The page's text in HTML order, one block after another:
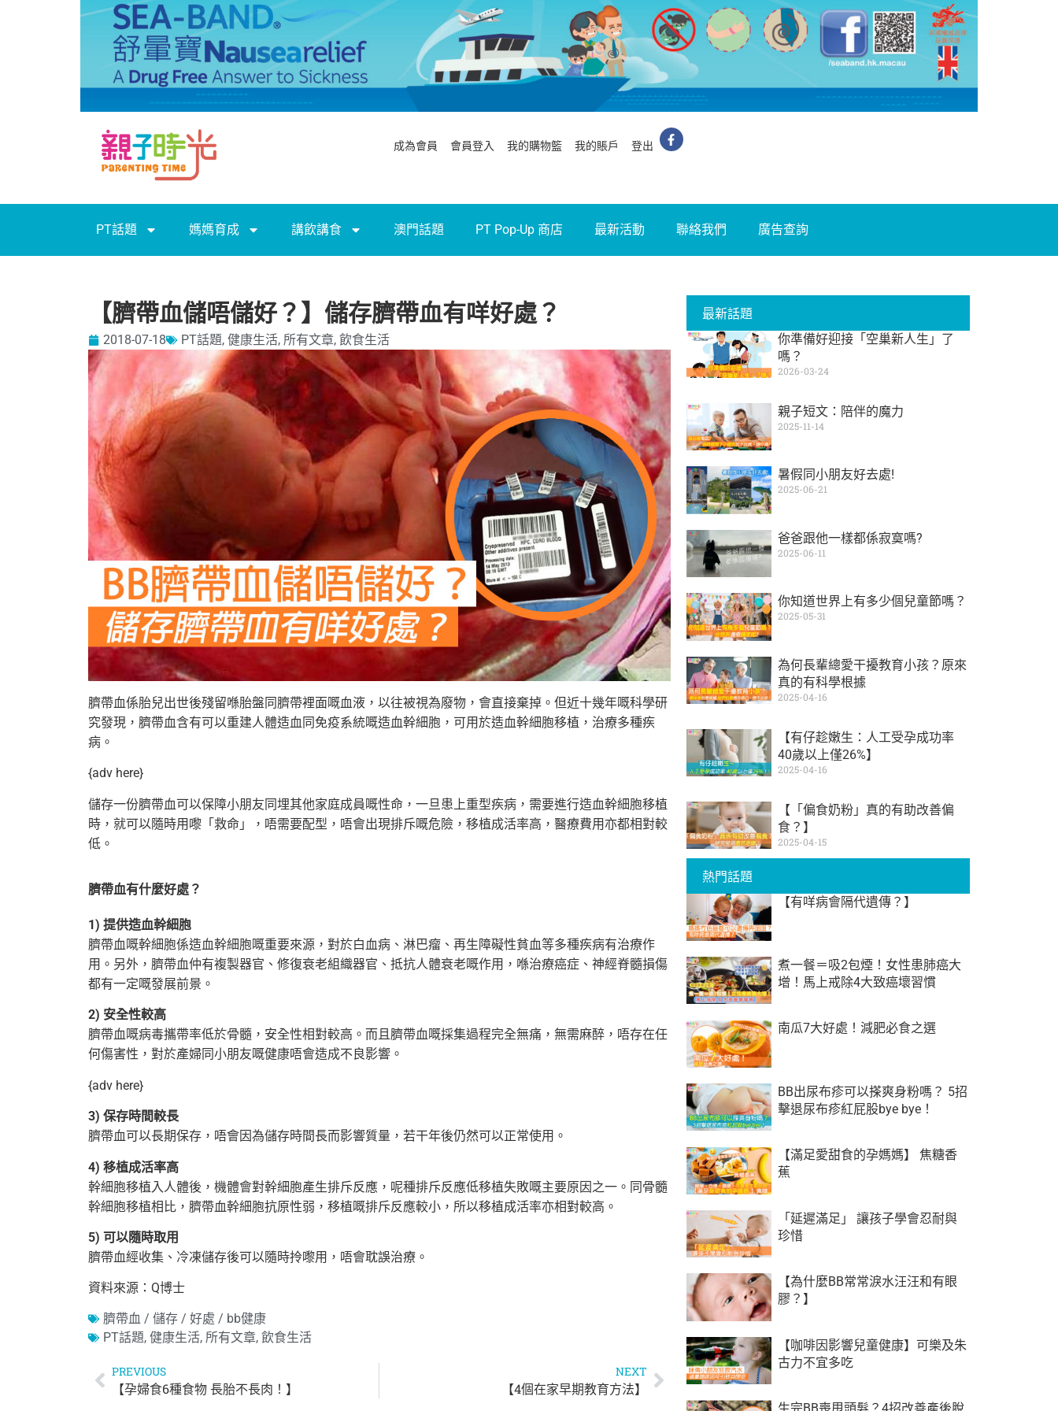
成為會員 會員登入 我的購物籃 我的賬戶 登出
PT話題 媽媽育成 講飲講食 澳門話題 PT Pop-Up 商店 最新活動 聯絡我們 廣告查詢
【臍帶血儲唔儲好？】儲存臍帶血有咩好處？
2018-07-18 PT話題, 健康生活, 所有文章, 飲食生活
臍帶血係胎兒出世後殘留喺胎盤同臍帶裡面嘅血液，以往被視為廢物，會直接棄掉。但近十幾年嘅科學研
究發現，臍帶血含有可以重建人體造血同免疫系統嘅造血幹細胞，可用於造血幹細胞移植，治療多種疾
病。
{adv here}
儲存一份臍帶血可以保障小朋友同埋其他家庭成員嘅性命，一旦患上重型疾病，需要進行造血幹細胞移植
時，就可以隨時用嚟「救命」，唔需要配型， 唔會出現排斥嘅危險，移植成活率高，醫療費用亦都相對較
低。
臍帶血有什麼好處？
1) 提供造血幹細胞
臍帶血嘅幹細胞係造血幹細胞嘅重要來源，對於白血病、淋巴瘤、再生障礙性貧血等多種疾病有治療作
用。另外，臍帶血仲有複製器官、修復衰老組織器官、抵抗人體衰老嘅作用，喺治療癌症、神經脊髓損傷
都有一定嘅發展前景。
2) 安全性較高
臍帶血嘅病毒攜帶率低於骨髓，安全性相對較高。而且臍帶血嘅採集過程完全無痛，無需麻醉，唔存在任
何傷害性，對於產婦同小朋友嘅健康唔會造成不良影響。
{adv here}
3) 保存時間較長
臍帶血可以長期保存，唔會因為儲存時間長而影響質量，若干年後仍然可以正常使用。
4) 移植成活率高
幹細胞移植入人體後，機體會對幹細胞產生排斥反應，呢種排斥反應低移植失敗嘅主要原因之一。同骨髓
幹細胞移植相比，臍帶血幹細胞抗原性弱，移植嘅排斥反應較小，所以移植成活率亦相對較高。
5) 可以隨時取用
臍帶血經收集、冷凍儲存後可以隨時拎嚟用，唔會耽誤治療。
資料來源：Q博士
臍帶血 / 儲存 / 好處 / bb健康
PT話題, 健康生活, 所有文章, 飲食生活
PREVIOUS
【孕婦食6種食物 長胎不長肉！】
NEXT
【4個在家早期教育方法】
最新話題
你準備好迎接「空巢新人生」了
嗎？
2026-03-24
親子短文：陪伴的魔力
2025-11-14
暑假同小朋友好去處!
2025-06-21
爸爸跟他一樣都係寂寞嗎?
2025-06-11
你知道世界上有多少個兒童節嗎？
2025-05-31
為何長輩總愛干擾教育小孩？原來
真的有科學根據
2025-04-16
【有仔趁嫩生：人工受孕成功率
40歲以上僅26%】
2025-04-16
【「偏食奶粉」真的有助改善偏
食？】
2025-04-15
熱門話題
【有咩病會隔代遺傳？】
煮一餐＝吸2包煙！女性患肺癌大
增！馬上戒除4大致癌壞習慣
南瓜7大好處！減肥必食之選
BB出尿布疹可以搽爽身粉嗎？ 5招
擊退尿布疹紅屁股bye bye！
【滿足愛甜食的孕媽媽】 焦糖香
蕉
「延遲滿足」 讓孩子學會忍耐與
珍惜
【為什麼BB常常淚水汪汪和有眼
膠？】
【咖啡因影響兒童健康】可樂及朱
古力不宜多吃